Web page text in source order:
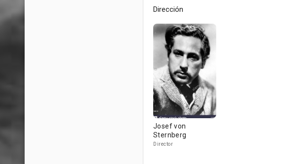
Dirección
Josef von
Sternberg
Director